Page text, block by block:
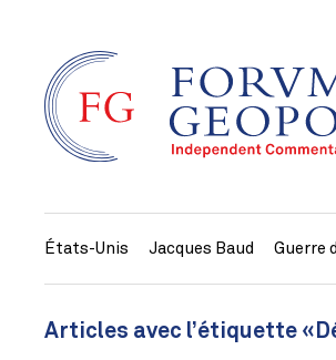
États-Unis Jacques Baud Guerre
Articles avec l’étiquette